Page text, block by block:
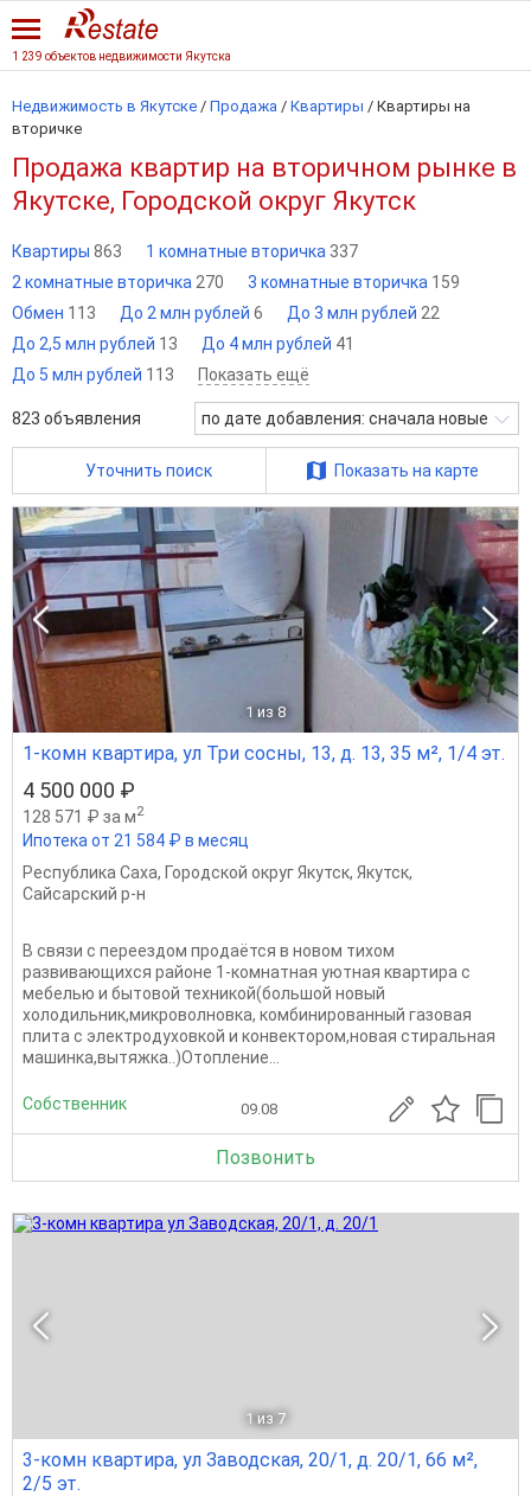
1 239 объектов недвижимости Якутска
Недвижимость в Якутске / Продажа / Квартиры / Квартиры на
вторичке
Продажа квартир на вторичном рынке в
Якутске, Городской округ Якутск
Квартиры 863 1 комнатные вторичка 337
2 комнатные вторичка 270 3 комнатные вторичка 159
Обмен 113 До 2 млн рублей 6 До 3 млн рублей 22
До 2,5 млн рублей 13 До 4 млн рублей 41
До 5 млн рублей 113 Показать ещё
823 объявления по дате добавления: сначала новые
Уточнить поиск Показать на карте
1 из 8
1-комн квартира, ул Три сосны, 13, д. 13, 35 м², 1/4 эт.
4 500 000 ₽
128 571 ₽ за м2
Ипотека от 21 584 ₽ в месяц
Республика Саха, Городской округ Якутск, Якутск,
Сайсарский р-н
В связи с переездом продаётся в новом тихом
развивающихся районе 1-комнатная уютная квартира с
мебелью и бытовой техникой(большой новый
холодильник,микроволновка, комбинированный газовая
плита с электродуховкой и конвектором,новая стиральная
машинка,вытяжка..)Отопление...
Собственник 09.08
Позвонить
1 из 7
3-комн квартира, ул Заводская, 20/1, д. 20/1, 66 м²,
2/5 эт.